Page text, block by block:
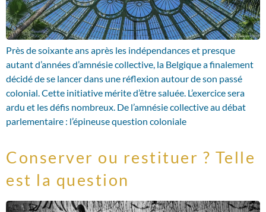
Près de soixante ans après les indépendances et presque
autant d’années d’amnésie collective, la Belgique a finalement
décidé de se lancer dans une réflexion autour de son passé
colonial. Cette initiative mérite d’être saluée. L’exercice sera
ardu et les défis nombreux. De l’amnésie collective au débat
parlementaire : l’épineuse question coloniale
Conserver ou restituer ? Telle
est la question